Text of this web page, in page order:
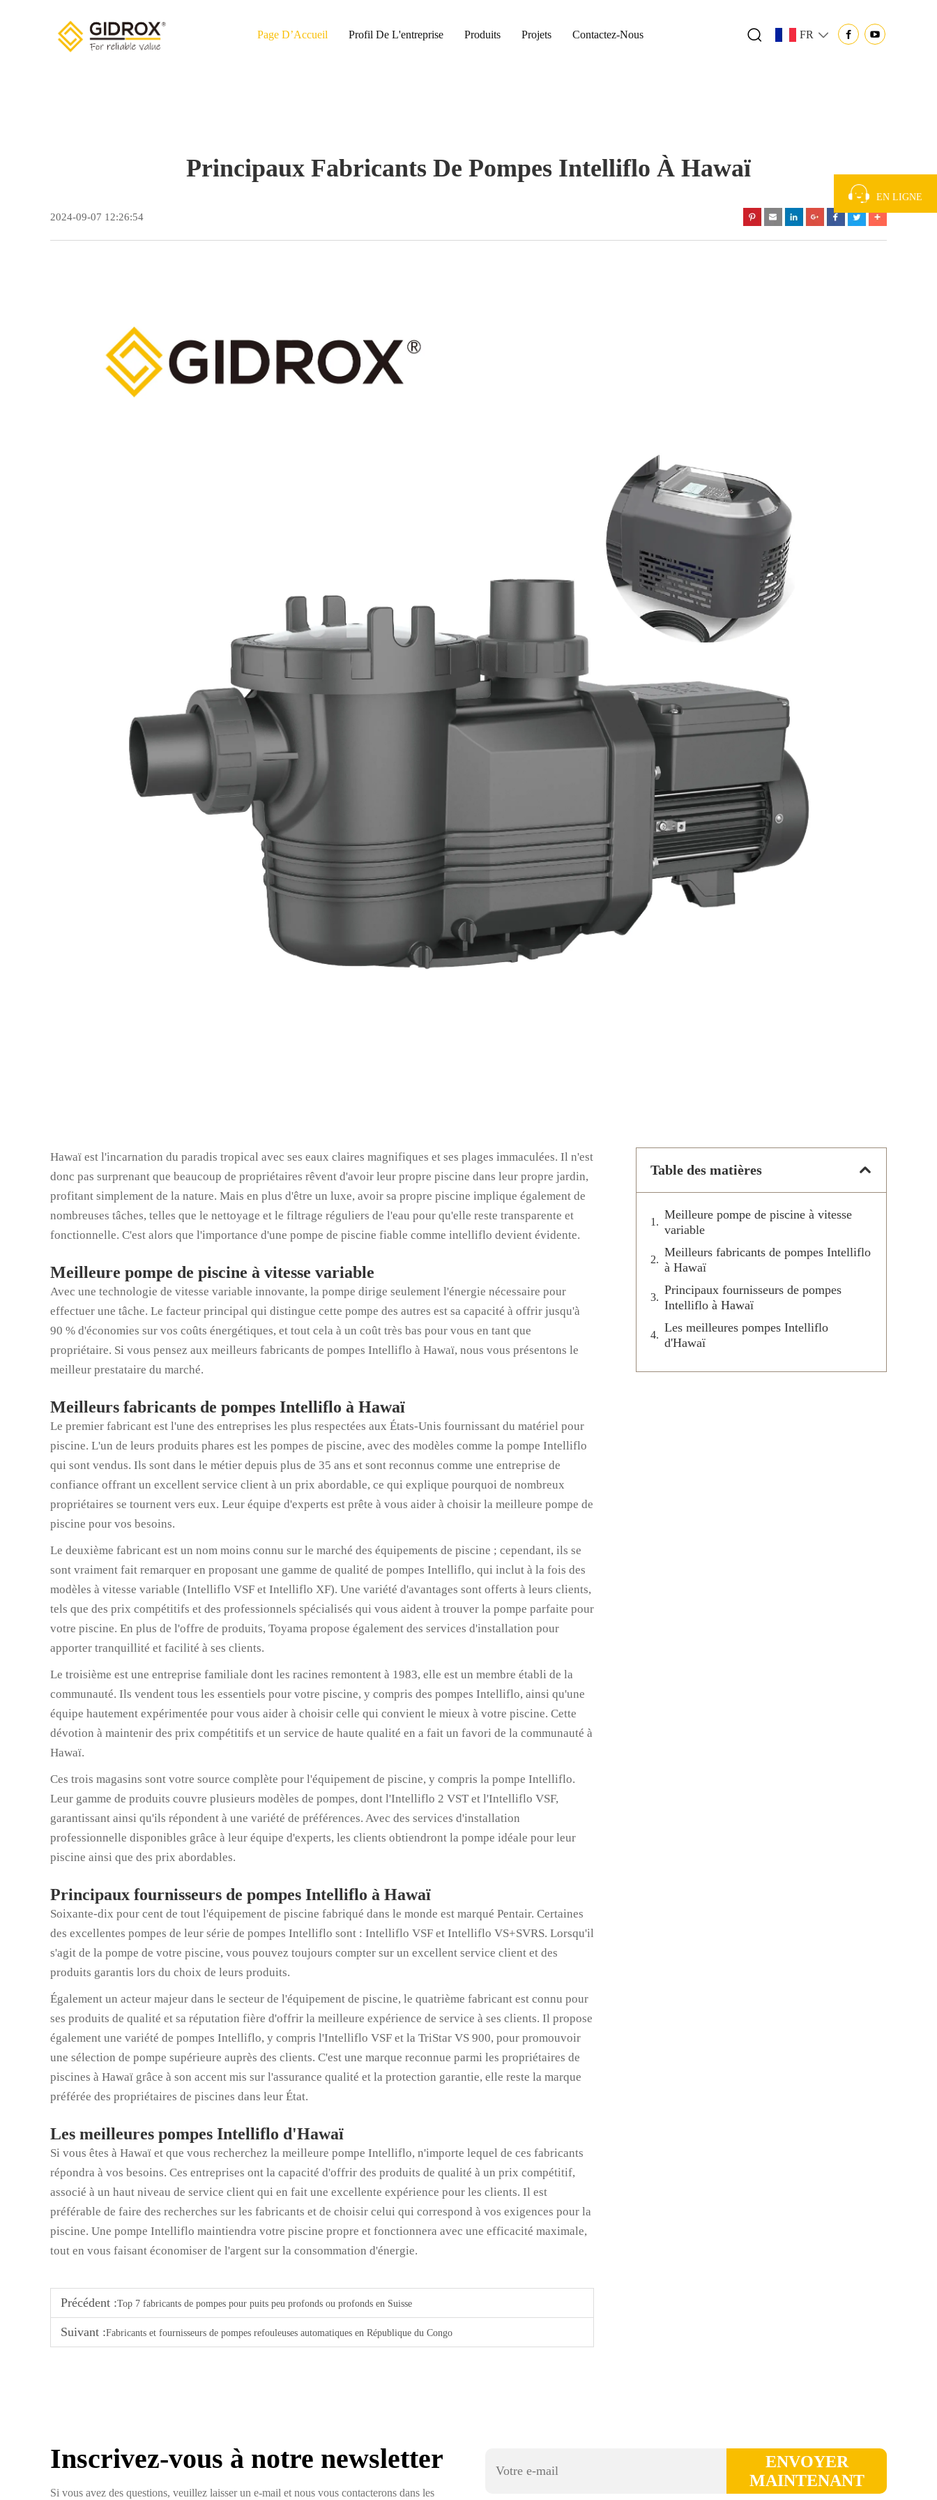
Page D’Accueil Profil De L'entreprise Produits Projets Contactez-Nous FR
Principaux Fabricants De Pompes Intelliflo À Hawaï
2024-09-07 12:26:54
Hawaï est l'incarnation du paradis tropical avec ses eaux claires magnifiques et ses plages immaculées. Il n'est
donc pas surprenant que beaucoup de propriétaires rêvent d'avoir leur propre piscine dans leur propre jardin,
profitant simplement de la nature. Mais en plus d'être un luxe, avoir sa propre piscine implique également de
nombreuses tâches, telles que le nettoyage et le filtrage réguliers de l'eau pour qu'elle reste transparente et
fonctionnelle. C'est alors que l'importance d'une pompe de piscine fiable comme intelliflo devient évidente.
Meilleure pompe de piscine à vitesse variable
Avec une technologie de vitesse variable innovante, la pompe dirige seulement l'énergie nécessaire pour
effectuer une tâche. Le facteur principal qui distingue cette pompe des autres est sa capacité à offrir jusqu'à
90 % d'économies sur vos coûts énergétiques, et tout cela à un coût très bas pour vous en tant que
propriétaire. Si vous pensez aux meilleurs fabricants de pompes Intelliflo à Hawaï, nous vous présentons le
meilleur prestataire du marché.
Meilleurs fabricants de pompes Intelliflo à Hawaï
Le premier fabricant est l'une des entreprises les plus respectées aux États-Unis fournissant du matériel pour
piscine. L'un de leurs produits phares est les pompes de piscine, avec des modèles comme la pompe Intelliflo
qui sont vendus. Ils sont dans le métier depuis plus de 35 ans et sont reconnus comme une entreprise de
confiance offrant un excellent service client à un prix abordable, ce qui explique pourquoi de nombreux
propriétaires se tournent vers eux. Leur équipe d'experts est prête à vous aider à choisir la meilleure pompe de
piscine pour vos besoins.
Le deuxième fabricant est un nom moins connu sur le marché des équipements de piscine ; cependant, ils se
sont vraiment fait remarquer en proposant une gamme de qualité de pompes Intelliflo, qui inclut à la fois des
modèles à vitesse variable (Intelliflo VSF et Intelliflo XF). Une variété d'avantages sont offerts à leurs clients,
tels que des prix compétitifs et des professionnels spécialisés qui vous aident à trouver la pompe parfaite pour
votre piscine. En plus de l'offre de produits, Toyama propose également des services d'installation pour
apporter tranquillité et facilité à ses clients.
Le troisième est une entreprise familiale dont les racines remontent à 1983, elle est un membre établi de la
communauté. Ils vendent tous les essentiels pour votre piscine, y compris des pompes Intelliflo, ainsi qu'une
équipe hautement expérimentée pour vous aider à choisir celle qui convient le mieux à votre piscine. Cette
dévotion à maintenir des prix compétitifs et un service de haute qualité en a fait un favori de la communauté à
Hawaï.
Ces trois magasins sont votre source complète pour l'équipement de piscine, y compris la pompe Intelliflo.
Leur gamme de produits couvre plusieurs modèles de pompes, dont l'Intelliflo 2 VST et l'Intelliflo VSF,
garantissant ainsi qu'ils répondent à une variété de préférences. Avec des services d'installation
professionnelle disponibles grâce à leur équipe d'experts, les clients obtiendront la pompe idéale pour leur
piscine ainsi que des prix abordables.
Principaux fournisseurs de pompes Intelliflo à Hawaï
Soixante-dix pour cent de tout l'équipement de piscine fabriqué dans le monde est marqué Pentair. Certaines
des excellentes pompes de leur série de pompes Intelliflo sont : Intelliflo VSF et Intelliflo VS+SVRS. Lorsqu'il
s'agit de la pompe de votre piscine, vous pouvez toujours compter sur un excellent service client et des
produits garantis lors du choix de leurs produits.
Également un acteur majeur dans le secteur de l'équipement de piscine, le quatrième fabricant est connu pour
ses produits de qualité et sa réputation fière d'offrir la meilleure expérience de service à ses clients. Il propose
également une variété de pompes Intelliflo, y compris l'Intelliflo VSF et la TriStar VS 900, pour promouvoir
une sélection de pompe supérieure auprès des clients. C'est une marque reconnue parmi les propriétaires de
piscines à Hawaï grâce à son accent mis sur l'assurance qualité et la protection garantie, elle reste la marque
préférée des propriétaires de piscines dans leur État.
Les meilleures pompes Intelliflo d'Hawaï
Si vous êtes à Hawaï et que vous recherchez la meilleure pompe Intelliflo, n'importe lequel de ces fabricants
répondra à vos besoins. Ces entreprises ont la capacité d'offrir des produits de qualité à un prix compétitif,
associé à un haut niveau de service client qui en fait une excellente expérience pour les clients. Il est
préférable de faire des recherches sur les fabricants et de choisir celui qui correspond à vos exigences pour la
piscine. Une pompe Intelliflo maintiendra votre piscine propre et fonctionnera avec une efficacité maximale,
tout en vous faisant économiser de l'argent sur la consommation d'énergie.
Précédent :Top 7 fabricants de pompes pour puits peu profonds ou profonds en Suisse
Suivant :Fabricants et fournisseurs de pompes refouleuses automatiques en République du Congo
Table des matières
Meilleure pompe de piscine à vitesse
variable
Meilleurs fabricants de pompes Intelliflo
à Hawaï
Principaux fournisseurs de pompes
Intelliflo à Hawaï
Les meilleures pompes Intelliflo
d'Hawaï
Inscrivez-vous à notre newsletter
Si vous avez des questions, veuillez laisser un e-mail et nous vous contacterons dans les
ENVOYER
MAINTENANT
EN LIGNE